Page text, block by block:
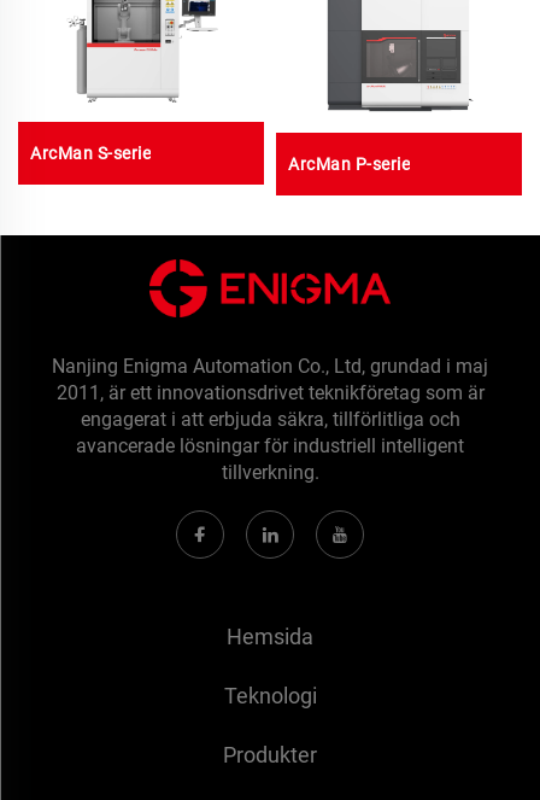
ArcMan S-serie
ArcMan P-serie
Nanjing Enigma Automation Co., Ltd, grundad i maj
2011, är ett innovationsdrivet teknikföretag som är
engagerat i att erbjuda säkra, tillförlitliga och
avancerade lösningar för industriell intelligent
tillverkning.
Hemsida
Teknologi
Produkter